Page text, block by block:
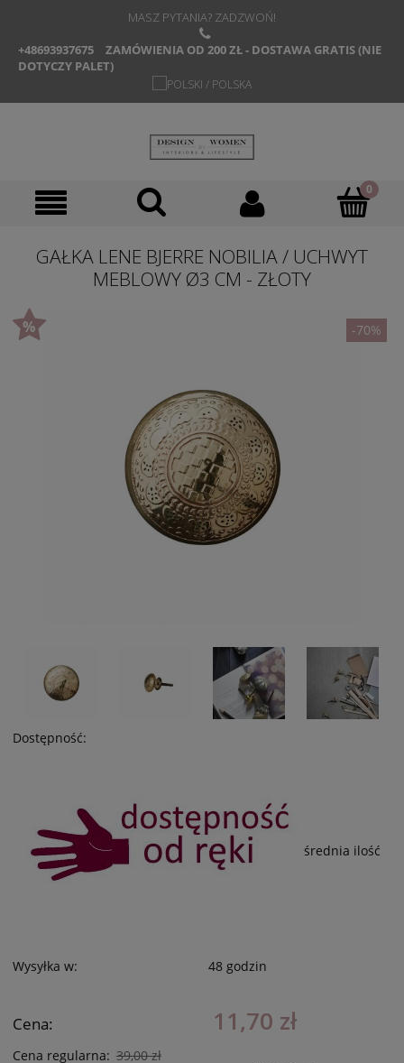
MASZ PYTANIA? ZADZWOŃ!
+48693937675
ZAMÓWIENIA OD 200 ZŁ - DOSTAWA GRATIS (NIE
DOTYCZY PALET)
GAŁKA LENE BJERRE NOBILIA / UCHWYT
MEBLOWY Ø3 CM - ZŁOTY
-70%
Dostępność:
średnia ilość
Wysyłka w: 48 godzin
Cena: 11,70 zł
Cena regularna: 39,00 zł